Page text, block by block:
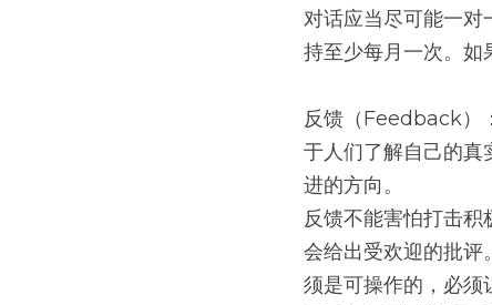
对话应当尽可能一对
持至少每月一次。如
反馈（Feedback）
于人们了解自己的真
进的方向。
反馈不能害怕打击
会给出受欢迎的批评
须是可操作的，必须